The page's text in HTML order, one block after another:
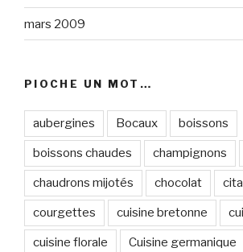
mars 2009
PIOCHE UN MOT…
aubergines Bocaux boissons
boissons chaudes champignons
chaudrons mijotés chocolat
courgettes cuisine bretonne
cuisine florale Cuisine germanique